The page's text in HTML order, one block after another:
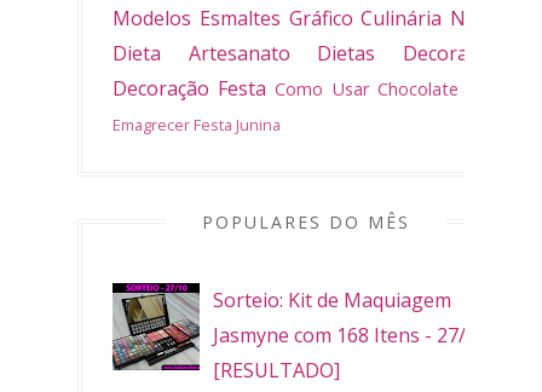
Modelos Esmaltes Gráfico Culinária Natal
Dieta
Artesanato Dietas
Decoradas
Decoração Festa Como Usar Chocolate
Emagrecer Festa Junina
POPULARES DO MÊS
Sorteio: Kit de Maquiagem
Jasmyne com 168 Itens - 27/10
[RESULTADO]